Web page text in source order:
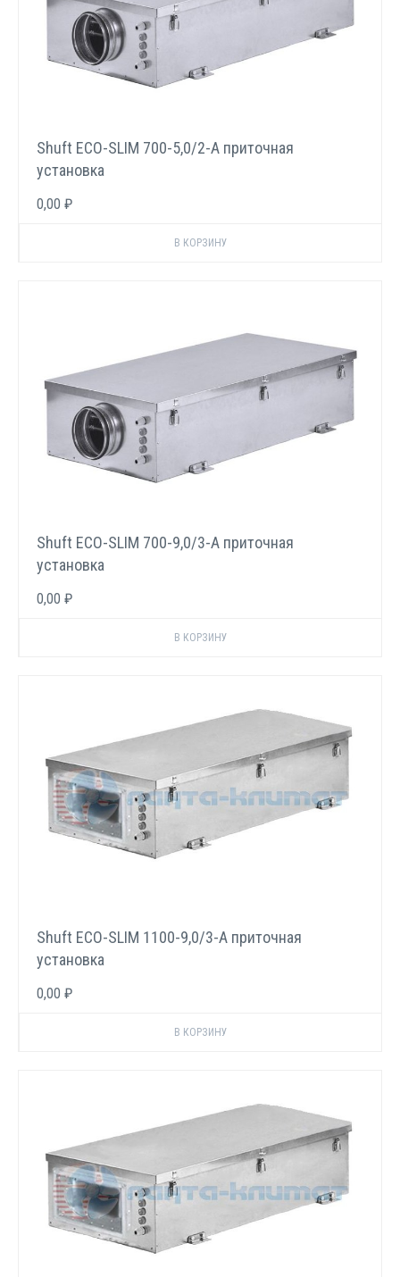
Shuft ECO-SLIM 700-5,0/2-А приточная
установка
0,00 ₽
Shuft ECO-SLIM 700-9,0/3-А приточная
установка
0,00 ₽
Shuft ECO-SLIM 1100-9,0/3-А приточная
установка
0,00 ₽